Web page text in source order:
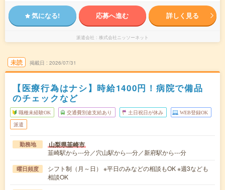
気になる! 応募へ進む 詳しく見る
派遣会社 株式会社ニッソーネット
未読 掲載日 2026/07/31
【医療行為はナシ】時給1400円！病院で備品
のチェックなど
職種未経験OK 交通費別途支給あり 土日祝日が休み WEB登録OK
派遣
勤務地 山梨県韮崎市
韮崎駅から---分／穴山駅から---分／新府駅から---分
曜日頻度
シフト制（月～日） ※平日のみなどの相談もOK ※週3なども
相談OK